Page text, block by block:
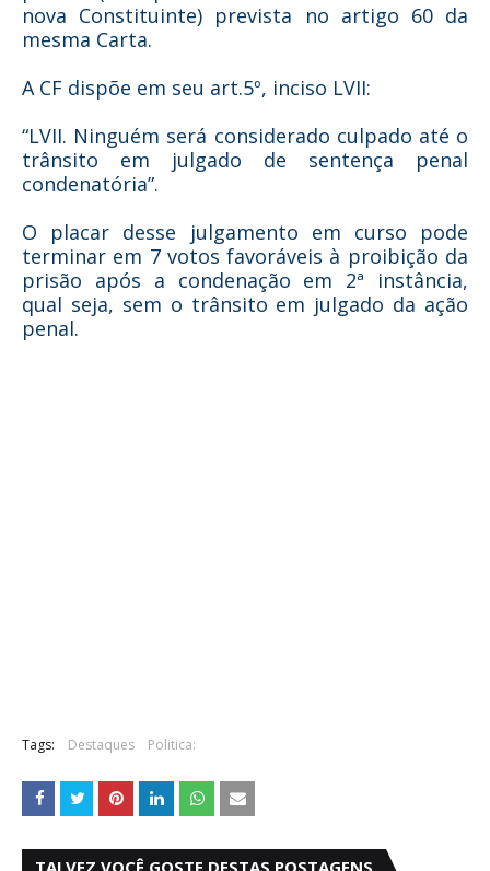
nova Constituinte) prevista no artigo 60 da
mesma Carta.
A CF dispõe em seu art.5º, inciso LVII:
“LVII. Ninguém será considerado culpado até o
trânsito em julgado de sentença penal
condenatória”.
O placar desse julgamento em curso pode
terminar em 7 votos favoráveis à proibição da
prisão após a condenação em 2ª instância,
qual seja, sem o trânsito em julgado da ação
penal.
Tags: Destaques Politica:
TALVEZ VOCÊ GOSTE DESTAS POSTAGENS